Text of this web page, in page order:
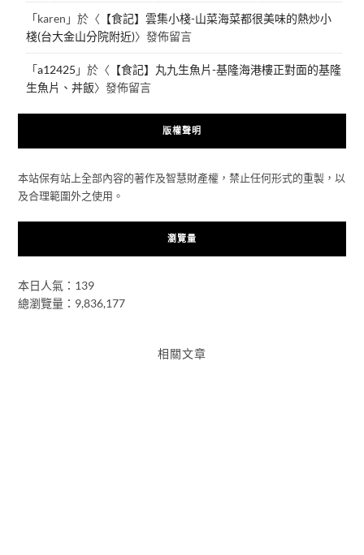
「karen 」於〈 【食記】雲集小棧-山菜海菜都很美味的熱炒小
棧(台大金山分院附近)〉發佈留言
「a12425 」於〈 【食記】丸九生魚片-基隆海港樓正對面的基隆
生魚片、丼飯〉發佈留言
版權聲明
本站保有站上全部內容的著作及智慧財產權，禁止任何形式的重製，以
及合理範圍外之使用。
瀏覽量
本日人氣：139
總瀏覽量：9,836,177
相關文章